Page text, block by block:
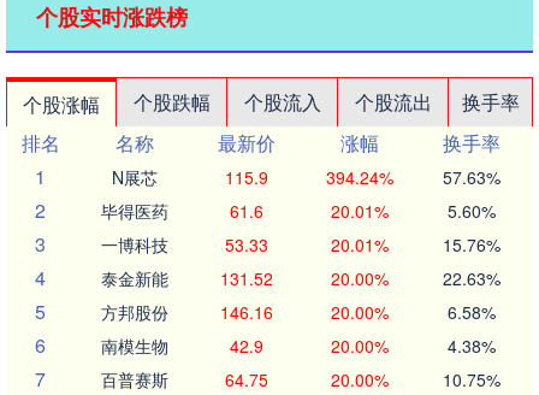
个股实时涨跌榜
个股涨幅 个股跌幅 个股流入 个股流出
换手率
排名
名称 最新价 涨幅
换手率
1
N展芯 115.9 394.24% 57.63%
2 毕得医药 61.6 20.01% 5.60%
3 一博科技 53.33 20.01% 15.76%
4 泰金新能 131.52 20.00% 22.63%
5 方邦股份 146.16 20.00% 6.58%
6 南模生物 42.9 20.00% 4.38%
7 百普赛斯 64.75 20.00% 10.75%